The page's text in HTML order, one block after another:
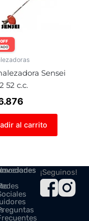
Sensei
52 c.c.
al carrito
¡Seguinos!